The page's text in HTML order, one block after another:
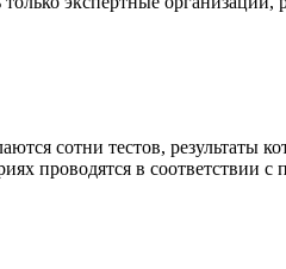
сотни тестов, результаты
проводятся в соответствии с